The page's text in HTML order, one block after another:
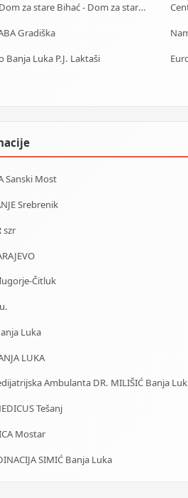
Starački dom Bihać - Dom za stare Bihać - Dom za stara lica Bihać
Gradiška
Banja Luka P.J. Laktaši
Sanski Most
Srebrenik
szr
Čitluk
Luka
LUKA
Ambulanta DR. MILIŠIĆ Banja
Tešanj
Mostar
SIMIĆ Banja Luka